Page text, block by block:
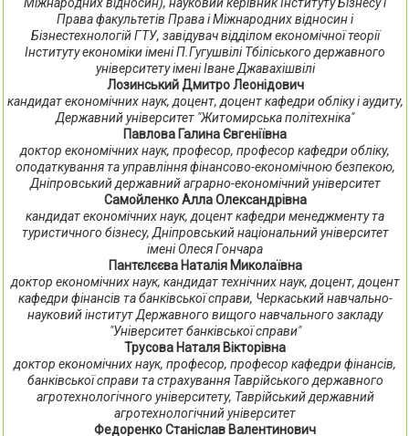
Міжнародних відносин), науковий керівник Інституту Бізнесу і
Права факультетів Права і Міжнародних відносин і
Бізнестехнологій ГТУ, завідувач відділом економічної теорії
Інституту економіки імені П.Гугушвілі Тбіліського державного
університету імені Іване Джавахішвілі
Лозинський Дмитро Леонідович
кандидат економічних наук, доцент, доцент кафедри обліку і аудиту,
Державний університет "Житомирська політехніка"
Павлова Галина Євгеніївна
доктор економічних наук, професор, професор кафедри обліку,
оподаткування та управління фінансово-економічною безпекою,
Дніпровський державний аграрно-економічний університет
Самойленко Алла Олександрівна
кандидат економічних наук, доцент кафедри менеджменту та
туристичного бізнесу, Дніпровський національний університет
імені Олеся Гончара
Пантєлєєва Наталія Миколаївна
доктор економічних наук, кандидат технічних наук, доцент, доцент
кафедри фінансів та банківської справи, Черкаський навчально-
науковий інститут Державного вищого навчального закладу
"Університет банківської справи"
Трусова Наталя Вікторівна
доктор економічних наук, професор, професор кафедри фінансів,
банківської справи та страхування Таврійського державного
агротехнологічного університету, Таврійський державний
агротехнологічний університет
Федоренко Станіслав Валентинович